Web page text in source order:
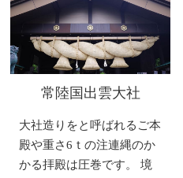
常陸国出雲大社
大社造りをと呼ばれるご本
殿や重さ6ｔの注連縄のか
かる拝殿は圧巻です。 境